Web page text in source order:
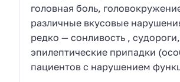
головная боль,
различные вкусовые
редко — сонливость ,
эпилептические припадки
пациентов с нарушением